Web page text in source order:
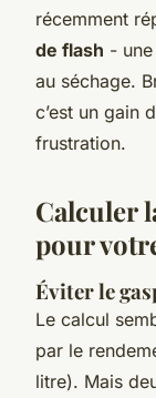
récemment
de flash -
au séchage.
c’est un gain
frustration.
Calculer
pour
Éviter le
Le calcul
par le
litre). Mais